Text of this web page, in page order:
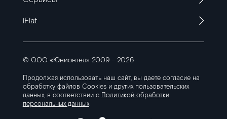
iFlat
© ООО «Юнионтел» 2009 - 2026
Продолжая использовать наш сайт, вы даете согласие на
обработку файлов Cookiesи других пользовательских
данных, в соответствии с Политикой обработки
персональных данных